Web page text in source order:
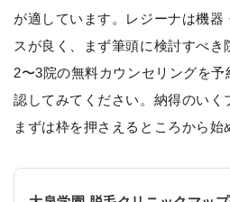
が適しています。レジーナは機器
スが良く、まず筆頭に検討すべき
2〜3院の無料カウンセリングを
認してみてください。納得のいく
まずは枠を押さえるところから始